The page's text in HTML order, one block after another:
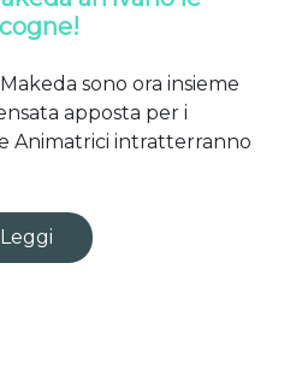
sono ora insieme
apposta per i
Animatrici intratterranno
Leggi